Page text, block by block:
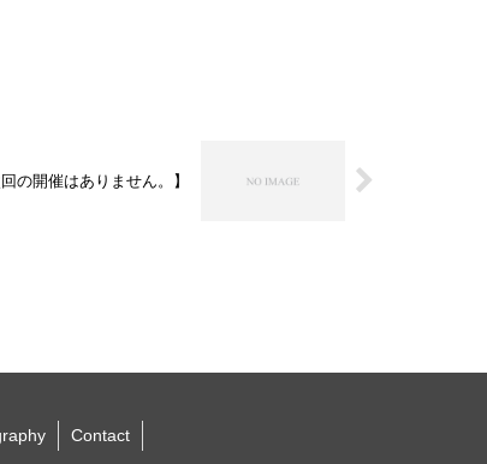
の開催はありません。】
Contact